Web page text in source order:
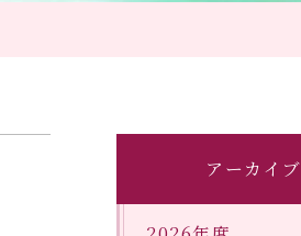
アーカイブ